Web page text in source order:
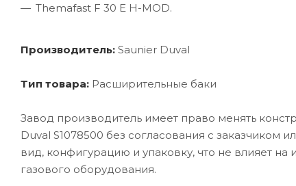
Themafast F 30 E H-MOD.
Производитель: Saunier Duval
Тип товара: Расширительные баки
Завод производитель имеет право менять
Duval S1078500 без согласования с
вид, конфигурацию и упаковку, что не влияет
газового оборудования.